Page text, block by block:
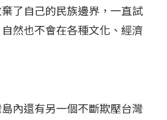
了自己的民族邊界，一直試
然也不會在各種文化、經濟
內還有另一個不斷欺壓台灣